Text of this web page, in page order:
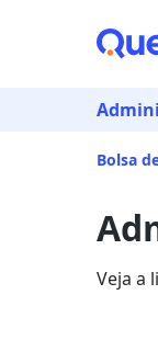
Bolsa
Veja a